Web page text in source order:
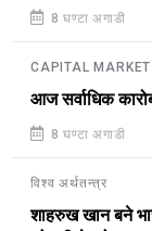
8 घण्टा अगाडी
CAPITAL MARKET
आज सर्वाधिक
8 घण्टा अगाडी
विश्व अर्थतन्त्र
शाहरुख खान बने